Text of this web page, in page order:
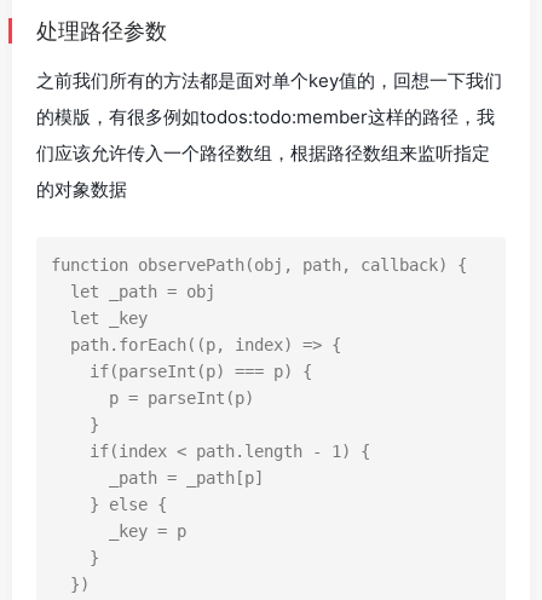
处理路径参数
之前我们所有的方法都是面对单个key值的，回想一下我们
的模版，有很多例如todos:todo:member这样的路径，我
们应该允许传入一个路径数组，根据路径数组来监听指定
的对象数据
function observePath(obj , path, callback)
{
let
_path = obj
let
_key
path. forEach((p, index) => {
if(parseInt (p) === p)
{
p = parseInt (p)
}
if(index < path. length - 1 )
{
_path = _path [p]
}
else {
_key = p
}
})